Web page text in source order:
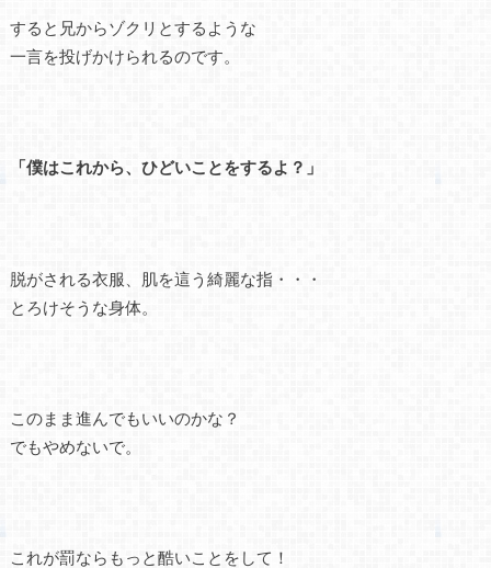
すると兄からゾクリとするような
一言を投げかけられるのです。
「僕はこれから、ひどいことをするよ？」
脱がされる衣服、肌を這う綺麗な指・・・
とろけそうな身体。
このまま進んでもいいのかな？
でもやめないで。
これが罰ならもっと酷いことをして！